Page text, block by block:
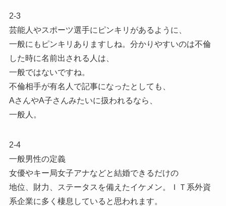
2-3
芸能人やスポーツ選手にピンキリがあるように、
一般にもピンキリありますしね。分かりやすいのは不倫
した時に名前出される人は、
一般ではないですね。
不倫相手が有名人で記事になったとしても、
AさんやA子さんみたいに扱われるなら、
一般人。
2-4
一般男性の定義
女優やキー局女子アナなどと結婚できるだけの
地位、財力、ステータスを備えたイケメン。ＩＴ系外資
系企業に多く棲息していると思われます。